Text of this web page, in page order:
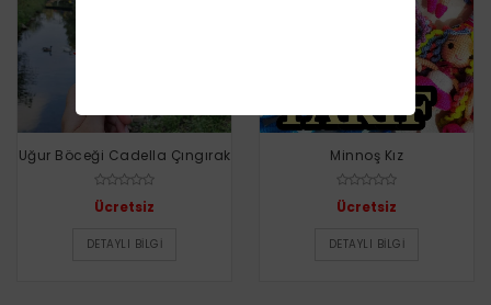
Uğur Böceği Cadella Çıngırak
Ücretsiz
DETAYLI BILGI
Minnoş Kız
Ücretsiz
DETAYLI BILGI